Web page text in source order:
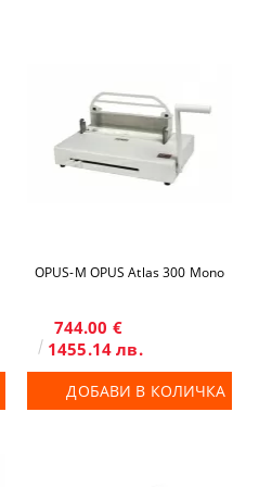
OPUS-М OPUS Atlas 300 Mono
744.00 €
1455.14 лв.
ДОБАВИ В КОЛИЧКА